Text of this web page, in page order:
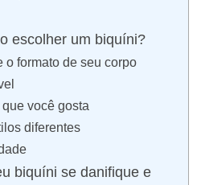
escolher um biquíni?
o formato de seu corpo
você gosta
diferentes
biquíni se danifique e